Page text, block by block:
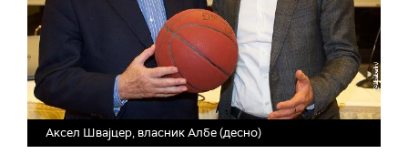
Аксел Швајцер, власник Албе (десно)